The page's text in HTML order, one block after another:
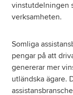
vinstutdelningen
verksamheten.
Somliga
pengar på att
genererar mer
utländska ägare.